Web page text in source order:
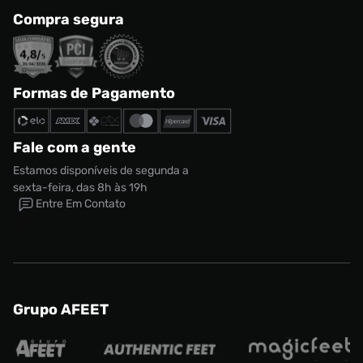
Compra segura
Formas de Pagamento
Fale com a gente
Estamos disponíveis de segunda a
sexta-feira, das 8h às 19h
Entre Em Contato
Grupo AFEET